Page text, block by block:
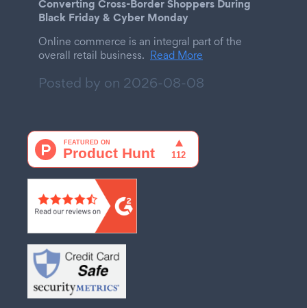
Converting Cross-Border Shoppers During
Black Friday & Cyber Monday
Online commerce is an integral part of the
overall retail business. Read More
Posted by on 2026-08-08